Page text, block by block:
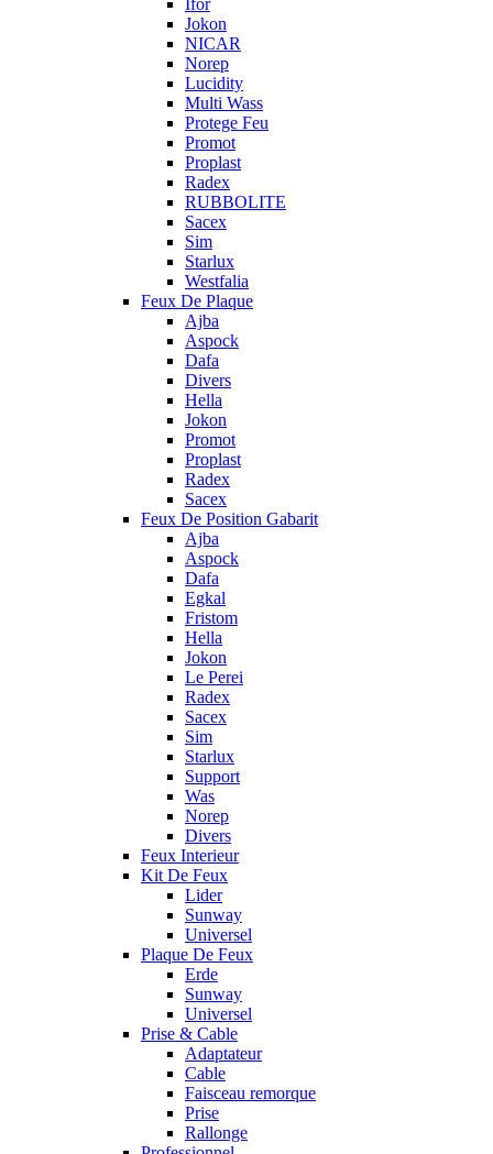
Ifor
Jokon
NICAR
Norep
Lucidity
Multi Wass
Protege Feu
Promot
Proplast
Radex
RUBBOLITE
Sacex
Sim
Starlux
Westfalia
Feux De Plaque
Ajba
Aspock
Dafa
Divers
Hella
Jokon
Promot
Proplast
Radex
Sacex
Feux De Position Gabarit
Ajba
Aspock
Dafa
Egkal
Fristom
Hella
Jokon
Le Perei
Radex
Sacex
Sim
Starlux
Support
Was
Norep
Divers
Feux Interieur
Kit De Feux
Lider
Sunway
Universel
Plaque De Feux
Erde
Sunway
Universel
Prise & Cable
Adaptateur
Cable
Faisceau remorque
Prise
Rallonge